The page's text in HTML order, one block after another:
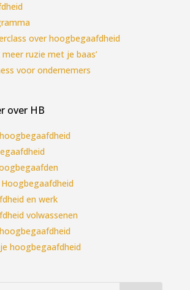
over hoogbegaafdheid
ruzie met je baas’
voor ondernemers
over HB
en werk
volwassenen
hoogbegaafdheid